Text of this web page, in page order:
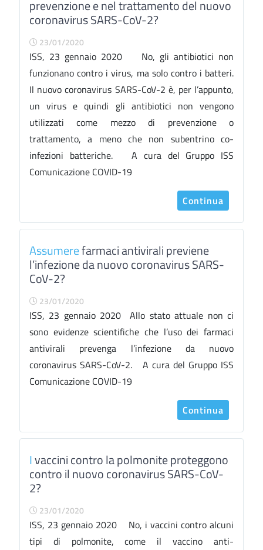
prevenzione e nel trattamento del nuovo
coronavirus SARS-CoV-2?
23/01/2020
ISS, 23 gennaio 2020 No, gli antibiotici non
funzionano contro i virus, ma solo contro i batteri.
Il nuovo coronavirus SARS-CoV-2 è, per l’appunto,
un virus e quindi gli antibiotici non vengono
utilizzati come mezzo di prevenzione o
trattamento, a meno che non subentrino co-
infezioni batteriche. A cura del Gruppo ISS
Comunicazione COVID-19
Continua
Assumerefarmaci antivirali previene
l’infezione da nuovo coronavirus SARS-
CoV-2?
23/01/2020
ISS, 23 gennaio 2020 Allo stato attuale non ci
sono evidenze scientifiche che l’uso dei farmaci
antivirali prevenga l’infezione da nuovo
coronavirus SARS-CoV-2. A cura del Gruppo ISS
Comunicazione COVID-19
Continua
Ivaccini contro la polmonite proteggono
contro il nuovo coronavirus SARS-CoV-
2?
23/01/2020
ISS, 23 gennaio 2020 No, i vaccini contro alcuni
tipi di polmonite, come il vaccino anti-